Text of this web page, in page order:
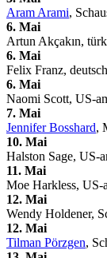
Aram Arami,
6. Mai
Artun Akçakın,
6. Mai
Felix Franz,
6. Mai
Naomi Scott, US-
7. Mai
Jennifer Bosshard,
10. Mai
Halston Sage, US-
11. Mai
Moe Harkless, US-
12. Mai
Wendy Holdener,
12. Mai
Tilman Pörzgen,